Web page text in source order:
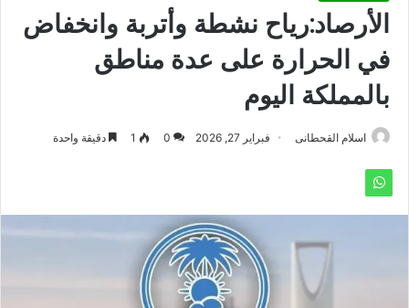
الأرصاد:رياح نشطة وأتربة وانخفاض
في الحرارة على عدة مناطق
بالمملكة اليوم
اسلام القحطانى فبراير 27, 2026 0
1 دقيقة واحدة